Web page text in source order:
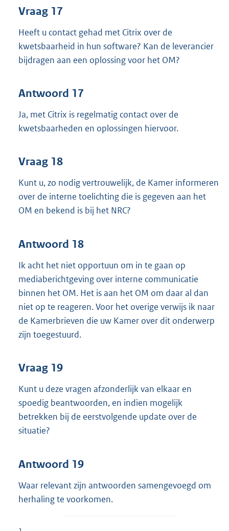
Vraag 17
Heeft u contact gehad met Citrix over de
kwetsbaarheid in hun software? Kan de leverancier
bijdragen aan een oplossing voor het OM?
Antwoord 17
Ja, met Citrix is regelmatig contact over de
kwetsbaarheden en oplossingen hiervoor.
Vraag 18
Kunt u, zo nodig vertrouwelijk, de Kamer informeren
over de interne toelichting die is gegeven aan het
OM en bekend is bij het NRC?
Antwoord 18
Ik acht het niet opportuun om in te gaan op
mediaberichtgeving over interne communicatie
binnen het OM. Het is aan het OM om daar al dan
niet op te reageren. Voor het overige verwijs ik naar
de Kamerbrieven die uw Kamer over dit onderwerp
zijn toegestuurd.
Vraag 19
Kunt u deze vragen afzonderlijk van elkaar en
spoedig beantwoorden, en indien mogelijk
betrekken bij de eerstvolgende update over de
situatie?
Antwoord 19
Waar relevant zijn antwoorden samengevoegd om
herhaling te voorkomen.